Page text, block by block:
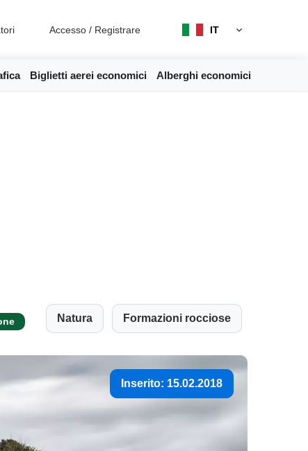
Accesso / Registrare IT
Biglietti aerei economici Alberghi economici
Natura Formazioni rocciose
Inserito: 15.02.2018